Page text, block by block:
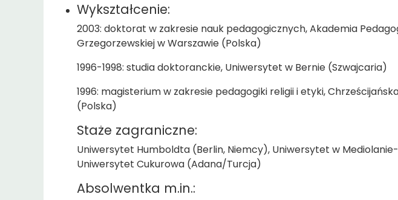
Wykształcenie:
2003: doktorat w zakresie nauk pedagogicznych, Akademia
Grzegorzewskiej w Warszawie (Polska)
1996-1998: studia doktoranckie, Uniwersytet w Bernie (Szwajcaria)
1996: magisterium w zakresie pedagogiki religii i etyki,
(Polska)
Staże zagraniczne:
Uniwersytet Humboldta (Berlin, Niemcy), Uniwersytet w
Uniwersytet Cukurowa (Adana/Turcja)
Absolwentka m.in.: